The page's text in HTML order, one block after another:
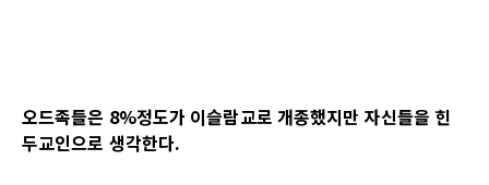
오드족들은 8%정도가 이슬람교로 개종했지만 자신들을 힌
두교인으로 생각한다.